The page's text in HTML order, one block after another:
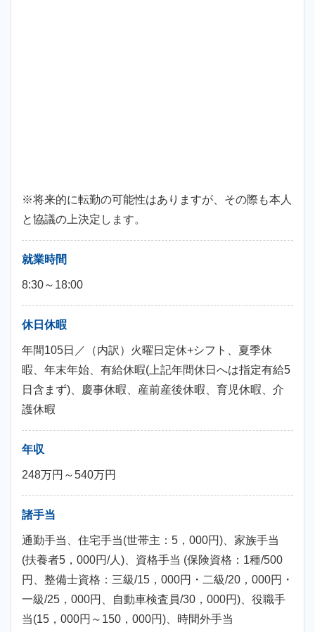
※将来的に転勤の可能性はありますが、その際も本人
と協議の上決定します。
就業時間
8:30～18:00
休日休暇
年間105日／（内訳）火曜日定休+シフト、夏季休
暇、年末年始、有給休暇(上記年間休日へは指定有給5
日含まず)、慶事休暇、産前産後休暇、育児休暇、介
護休暇
年収
248万円～540万円
諸手当
通勤手当、住宅手当(世帯主：5，000円)、家族手当
(扶養者5，000円/人)、資格手当 (保険資格：1種/500
円、整備士資格：三級/15，000円・二級/20，000円・
一級/25，000円、自動車検査員/30，000円)、役職手
当(15，000円～150，000円)、時間外手当